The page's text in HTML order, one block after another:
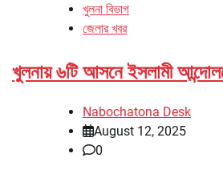
খুলনা বিভাগ
জেলার খবর
খুলনায় ৬টি আসনে ইসলামী
Nabochatona Desk
August 12, 2025
0